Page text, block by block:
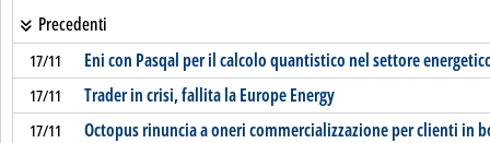
Precedenti
17/11 Eni con Pasqal per il calcolo quantistico nel settore
17/11 Trader in crisi, fallita la Europe Energy
17/11 Octopus rinuncia a oneri commercializzazione per clienti in